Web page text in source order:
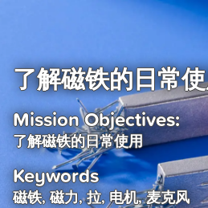
了解磁铁的日常
Mission Objectives:
了解磁铁的日常使用
Keywords
磁铁, 磁力, 拉, 电机, 麦克风